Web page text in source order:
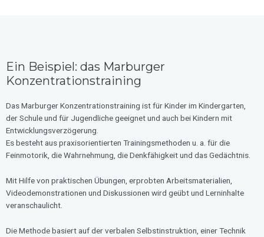
Ein Beispiel: das Marburger
Konzentrationstraining
Das Marburger Konzentrationstraining ist für Kinder im Kindergarten,
der Schule und für Jugendliche geeignet und auch bei Kindern mit
Entwicklungsverzögerung.
Es besteht aus praxisorientierten Trainingsmethoden u. a. für die
Feinmotorik, die Wahrnehmung, die Denkfähigkeit und das Gedächtnis.
Mit Hilfe von praktischen Übungen, erprobten Arbeitsmaterialien,
Videodemonstrationen und Diskussionen wird geübt und Lerninhalte
veranschaulicht.
Die Methode basiert auf der verbalen Selbstinstruktion, einer Technik